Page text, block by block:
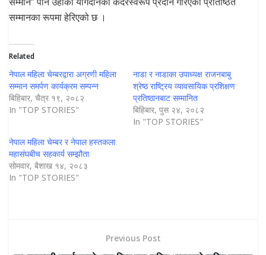
सम्मानका रूपमा हेरिएको छ ।
Related
नेपाल महिला चेम्बरद्वारा अग्रणी महिला
सम्मान समर्पण कार्यक्रम सम्पन्न
बिहिबार, चैत्र १९, २०८२
In "TOP STORIES"
नाडा र नाडाका उपाध्यक्ष राजनबाबु
श्रेष्ठ राष्ट्रिय व्यावसायिक प्रशिक्षण
प्रतिष्ठानबाट सम्मानित
बिहिबार, पुस २४, २०८२
In "TOP STORIES"
नेपाल महिला चेम्बर र नेपाल हस्तकला
महासंघबीच सहकार्य सम्झौता
सोमवार, बैशाख १४, २०८३
In "TOP STORIES"
Previous Post